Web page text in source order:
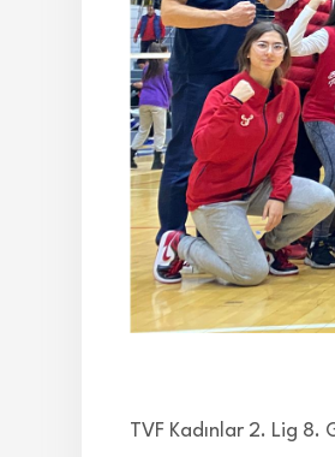
TVF Kadınlar 2. Lig